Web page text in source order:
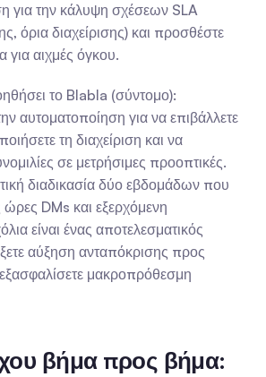
για την κάλυψη σχέσεων SLA
όρια διαχείρισης) και προσθέστε
για αιχμές όγκου.
το Blabla (σύντομο):
αυτοματοποίηση για να επιβάλλετε
τη διαχείριση και να
σε μετρήσιμες προοπτικές.
διαδικασία δύο εβδομάδων που
ώρες DMs και εξερχόμενη
είναι ένας αποτελεσματικός
αύξηση ανταπόκρισης προς
μακροπρόθεσμη
βήμα προς βήμα: